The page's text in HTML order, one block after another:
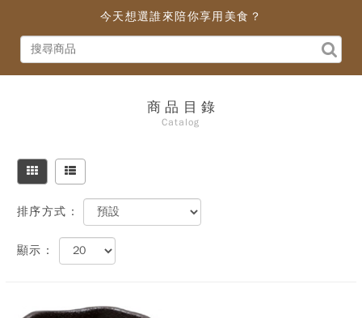
聯絡我們
今天想選誰來陪你享用美食？
商品目錄
Catalog
排序方式：
顯示：